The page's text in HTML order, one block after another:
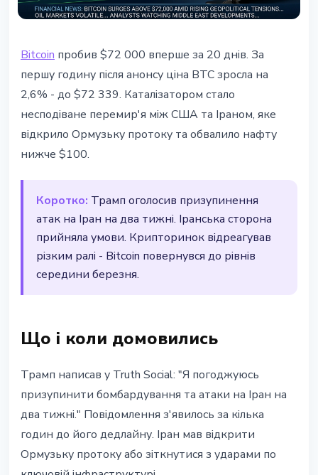
Bitcoin перевищив $72 000
вперше за 20 днів - перемир'я
США та Ірану
8 квітня 2026 р.2 хв читання
Наталія Дорофєєва
Bitcoin пробив $72 000 вперше за 20 днів. За
першу годину після анонсу ціна BTC зросла на
2,6% - до $72 339. Каталізатором стало
несподіване перемир'я між США та Іраном, яке
відкрило Ормузьку протоку та обвалило нафту
нижче $100.
Коротко: Трамп оголосив призупинення
атак на Іран на два тижні. Іранська сторона
прийняла умови. Крипторинок відреагував
різким ралі - Bitcoin повернувся до рівнів
середини березня.
Що і коли домовились
Трамп написав у Truth Social: "Я погоджуюсь
призупинити бомбардування та атаки на Іран на
два тижні." Повідомлення з'явилось за кілька
годин до його дедлайну. Іран мав відкрити
Ормузьку протоку або зіткнутися з ударами по